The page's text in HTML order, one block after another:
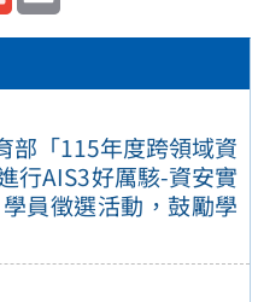
部「115年度跨領域資
行AIS3好厲駭-資安實
員徵選活動，鼓勵學